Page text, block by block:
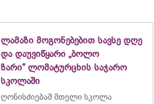
ლამაზი მოგონებებით სავსე დღე
და დაუვიწყარი „ბოლო
ზარი“ ლომატურცხის საჯარო
სკოლაში
ღონისძიებამ მთელი სკოლა